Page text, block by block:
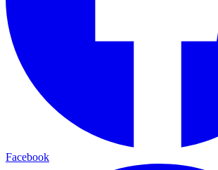
Facebook